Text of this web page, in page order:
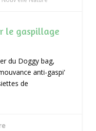
le gaspillage
du Doggy bag,
anti-gaspi'
de